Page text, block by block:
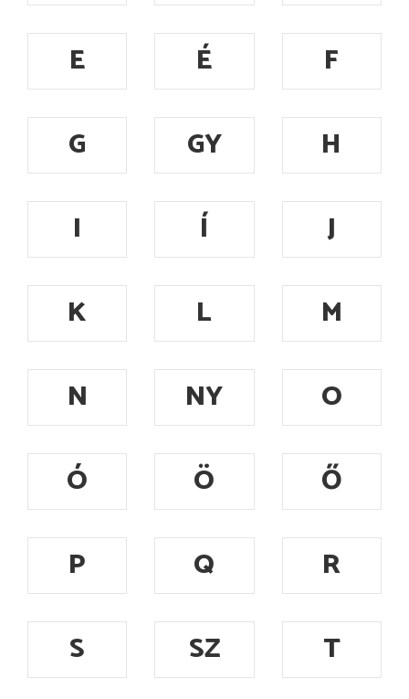
E
É
F
G
GY
H
I
Í
J
K
L
M
N
NY
O
Ó
Ö
Ő
P
Q
R
S
SZ
T